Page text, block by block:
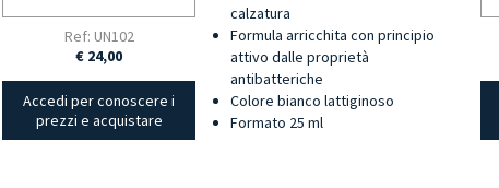
Ref: UN102
€ 24,00
Accedi per conoscere i
prezzi e acquistare
calzatura
Formula arricchita con principio
attivo dalle proprietà
antibatteriche
Colore bianco lattiginoso
Formato 25 ml